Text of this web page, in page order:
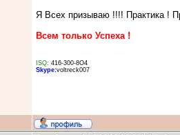
Я Всех призываю !!!! Практика !
Всем только Успеха !
ISQ: 416-300-8О4
Skype:voltreck007